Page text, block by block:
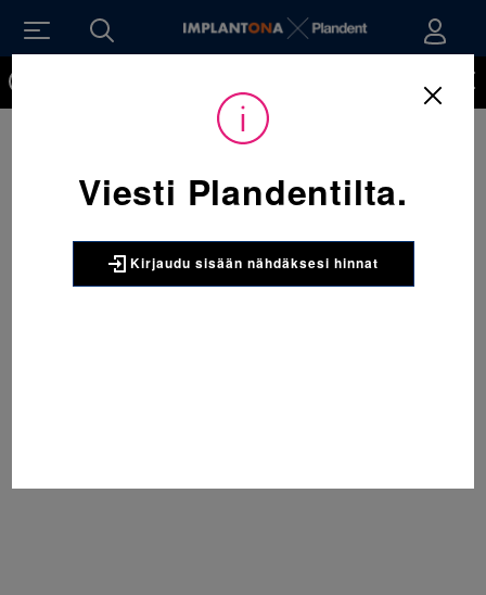
Viesti Plandentilta.
Kirjaudu sisään nähdäksesi hinnat